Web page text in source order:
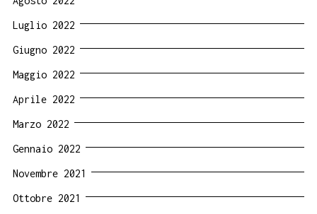
Luglio 2022
Giugno 2022
Maggio 2022
Aprile 2022
Marzo 2022
Gennaio 2022
Novembre 2021
Ottobre 2021